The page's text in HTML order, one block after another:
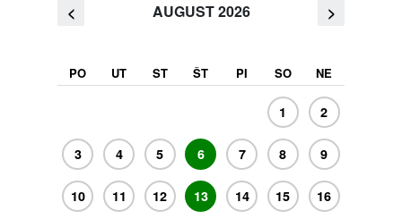
< AUGUST 2026 >
PO UT ST ŠT PI SO NE
1 2
3 4 5 6 7 8 9
10 11 12 13 14 15 16